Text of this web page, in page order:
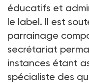
éducatifs et
le label. Il est
parrainage
secrétariat
instances étant
spécialiste des